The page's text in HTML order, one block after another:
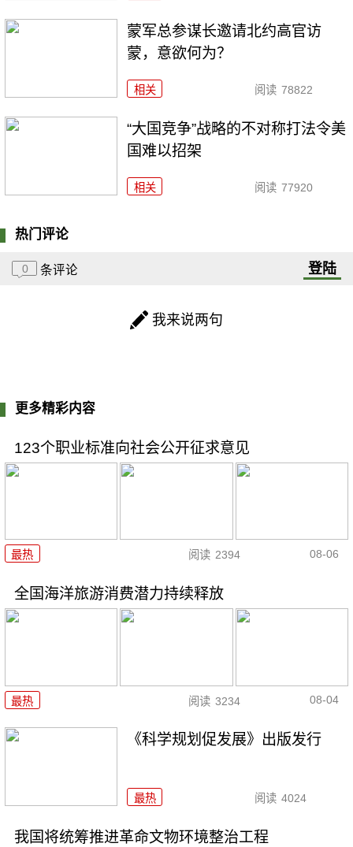
​蒙军总参谋长邀请北约高官访
蒙，意欲何为？
相关 阅读 78822
“大国竞争”战略的不对称打法令美
国难以招架
相关 阅读 77920
热门评论
0 条评论 登陆
我来说两句
更多精彩内容
123个职业标准向社会公开征求意见
最热 阅读 2394 08-06
全国海洋旅游消费潜力持续释放
最热 阅读 3234 08-04
《科学规划促发展》出版发行
最热 阅读 4024
我国将统筹推进革命文物环境整治工程